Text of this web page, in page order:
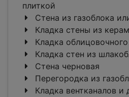
плиткой
Стена из газоблока
Кладка стены из
Кладка
Кладка стен из
Стена черновая
Перегородка из
Кладка вентканалов